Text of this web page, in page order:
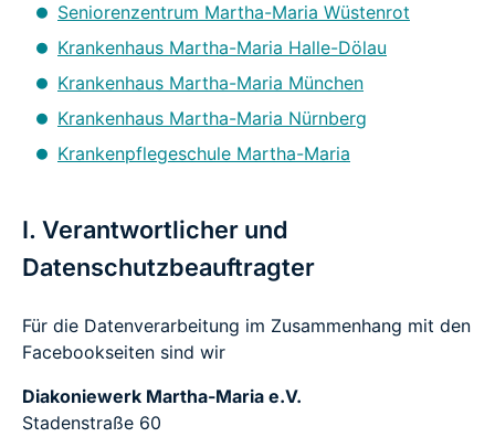
Seniorenzentrum Martha-Maria Wüstenrot
Krankenhaus Martha-Maria Halle-Dölau
Krankenhaus Martha-Maria München
Krankenhaus Martha-Maria Nürnberg
Krankenpflegeschule Martha-Maria
I. Verantwortlicher und
Datenschutzbeauftragter
Für die Datenverarbeitung im Zusammenhang mit den
Facebookseiten sind wir
Diakoniewerk Martha-Maria e.V.
Stadenstraße 60